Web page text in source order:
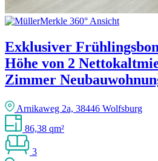
Exklusiver
Höhe von 2
Zimmer
Arnikaweg 2a, 38446 Wolfsburg
86,38 qm²
3